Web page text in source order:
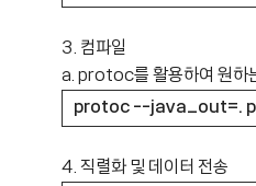
3. 컴파일
a. protoc를 활용하여 원하
protoc --java_out=.
4. 직렬화 및 데이터 전송